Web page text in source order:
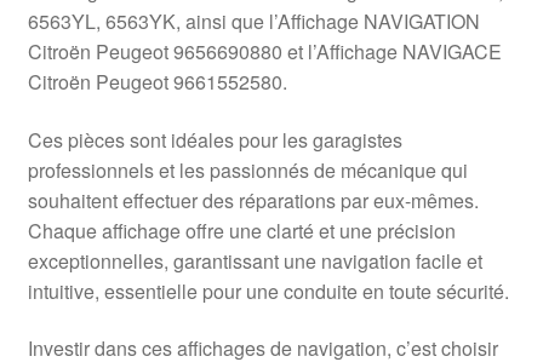
Panier
Plainte
Politique de confidentialité
Procédure de Réclamation
Termes et conditions
6563YL, 6563YK, ainsi que l’Affichage NAVIGATION
Citroën Peugeot 9656690880 et l’Affichage NAVIGACE
Citroën Peugeot 9661552580.
Ces pièces sont idéales pour les garagistes
professionnels et les passionnés de mécanique qui
souhaitent effectuer des réparations par eux-mêmes.
Chaque affichage offre une clarté et une précision
exceptionnelles, garantissant une navigation facile et
intuitive, essentielle pour une conduite en toute sécurité.
Investir dans ces affichages de navigation, c’est choisir